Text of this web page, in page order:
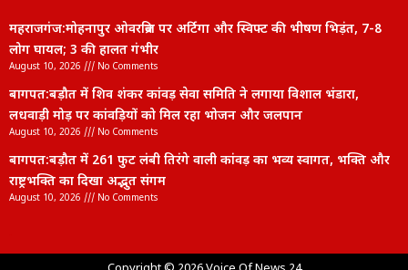
महराजगंज:मोहनापुर ओवरब्रिज पर अर्टिगा और स्विफ्ट की भीषण भिड़ंत, 7-8
लोग घायल; 3 की हालत गंभीर
August 10, 2026 No Comments
बागपत:बड़ौत में शिव शंकर कांवड़ सेवा समिति ने लगाया विशाल भंडारा,
लधवाड़ी मोड़ पर कांवड़ियों को मिल रहा भोजन और जलपान
August 10, 2026 No Comments
बागपत:बड़ौत में 261 फुट लंबी तिरंगे वाली कांवड़ का भव्य स्वागत, भक्ति और
राष्ट्रभक्ति का दिखा अद्भुत संगम
August 10, 2026 No Comments